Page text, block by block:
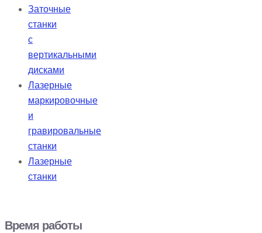
Заточные
станки
с
вертикальными
дисками
Лазерные
маркировочные
и
гравировальные
станки
Лазерные
станки
Время работы